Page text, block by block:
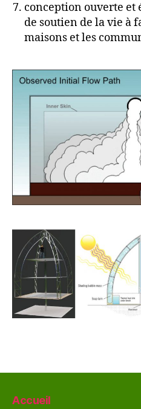
conception ouverte et
de soutien de la vie à
maisons et les
Accueil